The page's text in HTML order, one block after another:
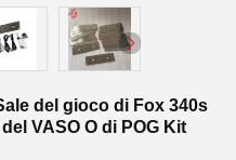
del gioco di Fox 340s
VASO O di POG Kit